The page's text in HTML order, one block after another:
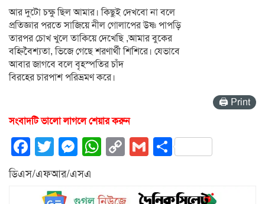
আর দুটো চক্ষু ছিল আমার। কিছুই দেখবো না বলে
প্রতিজ্ঞার পরতে সাজিয়ে নীল গোলাপের উষ্ণ পাপড়ি
তারপর চোখ খুলে তাকিয়ে দেখেছি ,আমার বুকের
বহ্নিবৈশ্যতা, ভিজে গেছে শরণার্থী শিশিরে। যেভাবে
আবার জাগবে বলে বৃহস্পতির চাঁদ
বিরহের চারপাশ পরিভ্রমণ করে।
🖨 Print
সংবাদটি ভালো লাগলে শেয়ার করুন
Facebook
Twitter
Messenger
WhatsApp
CopyGmailShare
ডিএস/এফআর/এসএ